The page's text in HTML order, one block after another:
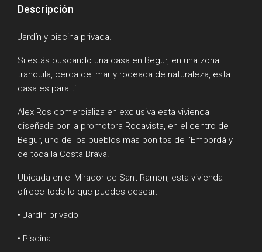
Descripción
Jardín y piscina privada.
Si estás buscando una casa en Begur, en una zona
tranquila, cerca del mar y rodeada de naturaleza, esta
casa es para ti.
Alex Ros comercializa en exclusiva esta vivienda
diseñada por la promotora Rocavista, en el centro de
Begur, uno de los pueblos más bonitos de l’Empordà y
de toda la Costa Brava.
Ubicada en el Mirador de Sant Ramon, esta vivienda
ofrece todo lo que puedes desear:
• Jardín privado
• Piscina